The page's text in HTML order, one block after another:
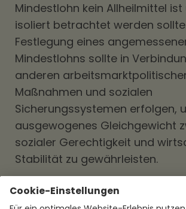
Mindestlohn kein Allheilmittel
isoliert betrachtet werden
Festlegung eines
Mindestlohns sollte in
anderen
Maßnahmen und sozialen
Sicherungssystemen erfolgen,
ausgewogenes Gleichgewicht
sozialer Gerechtigkeit und
Stabilität zu gewährleisten.
Blick auf Best Practices können